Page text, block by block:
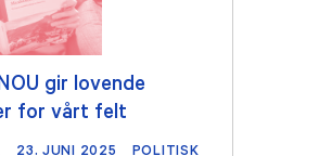
gir lovende
for vårt felt